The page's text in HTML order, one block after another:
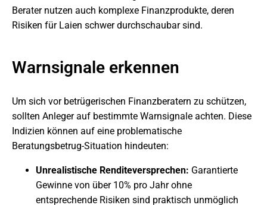
Berater nutzen auch komplexe Finanzprodukte, deren
Risiken für Laien schwer durchschaubar sind.
Warnsignale erkennen
Um sich vor betrügerischen Finanzberatern zu schützen,
sollten Anleger auf bestimmte Warnsignale achten. Diese
Indizien können auf eine problematische
Beratungsbetrug-Situation hindeuten:
Unrealistische Renditeversprechen: Garantierte
Gewinne von über 10% pro Jahr ohne
entsprechende Risiken sind praktisch unmöglich